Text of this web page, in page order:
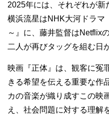
2025年には、それぞれが新
横浜流星はNHK大河ドラマ
～』に、藤井監督はNetflix
二人が再びタッグを組む日
映画『正体』は、観客に冤
きる希望を伝える重要な作
カの音楽が織り成すこの映
え、社会問題に対する理解